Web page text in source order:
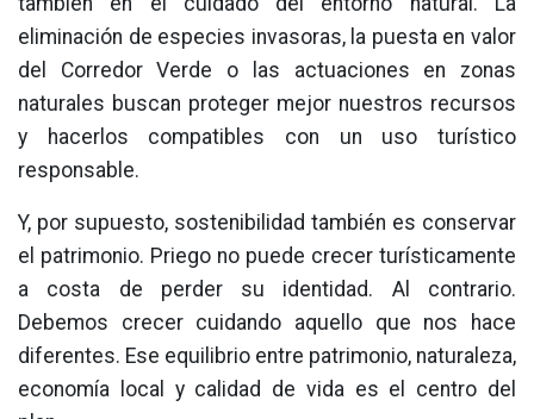
eliminación de especies invasoras, la puesta en valor
del Corredor Verde o las actuaciones en zonas
naturales buscan proteger mejor nuestros recursos
y hacerlos compatibles con un uso turístico
responsable.
Y, por supuesto, sostenibilidad también es conservar
el patrimonio. Priego no puede crecer turísticamente
a costa de perder su identidad. Al contrario.
Debemos crecer cuidando aquello que nos hace
diferentes. Ese equilibrio entre patrimonio, naturaleza,
economía local y calidad de vida es el centro del